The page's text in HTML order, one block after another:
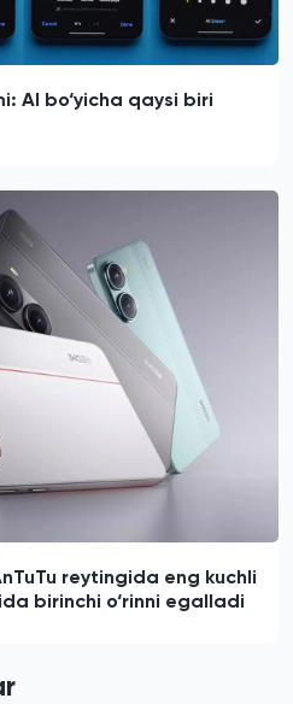
AI bo‘yicha qaysi biri
reytingida eng kuchli
birinchi o‘rinni egalladi